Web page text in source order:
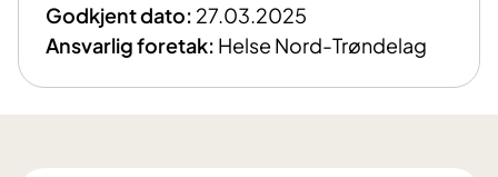
Godkjent dato: 27.03.2025
Ansvarlig foretak: Helse Nord-Trøndelag